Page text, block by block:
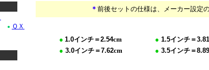
＊ 前後セットの仕様は、メーカー設定
● 1.0インチ＝2.54cm ● 1.5インチ＝3.81
● 3.0インチ＝7.62cm ● 3.5インチ＝8.89
● ＱＸ